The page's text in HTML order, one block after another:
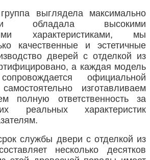
выглядела максимально
обладала высокими
характеристиками, мы
качественные и эстетичные
дверей с отделкой из
а каждая модель
официальной
изготавливаем
полную ответственность за
реальных характеристик
службы двери с отделкой из
несколько десятков